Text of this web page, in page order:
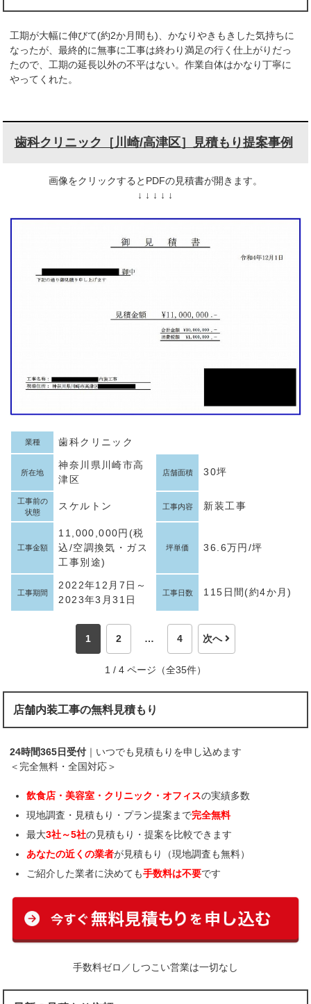
工期が大幅に伸びて(約2か月間も)、かなりやきもきした気持ちに
なったが、最終的に無事に工事は終わり満足の行く仕上がりだっ
たので、工期の延長以外の不平はない。作業自体はかなり丁寧に
やってくれた。
歯科クリニック［川崎/高津区］見積もり提案事例
画像をクリックするとPDFの見積書が開きます。
↓ ↓ ↓ ↓ ↓
業種 歯科クリニック
所在地
神奈川県川崎市高
津区
店舗面積 30坪
工事前の
状態
スケルトン 工事内容 新装工事
工事金額
11,000,000円(税
込/空調換気・ガス
工事別途)
坪単価 36.6万円/坪
工事期間
2022年12月7日～
2023年3月31日
工事日数 115日間(約4か月)
1 2 … 4 次へ
1 / 4 ページ（全35件）
店舗内装工事の無料見積もり
24時間365日受付 ｜いつでも見積もりを申し込めます
＜完全無料・全国対応＞
飲食店・美容室・クリニック・オフィスの実績多数
現地調査・見積もり・プラン提案まで完全無料
最大3社～5社の見積もり・提案を比較できます
あなたの近くの業者が見積もり（現地調査も無料）
ご紹介した業者に決めても手数料は不要です
手数料ゼロ／しつこい営業は一切なし